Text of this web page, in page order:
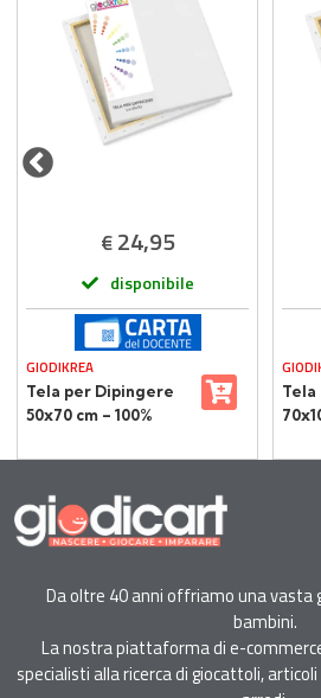
€ 24,95
disponibile
GIODIKREA
Tela per Dipingere
50x70 cm – 100%
Legno
Da oltre 40 anni offriamo una
bambini.
La nostra piattaforma di e-
specialisti alla ricerca di giocattoli,